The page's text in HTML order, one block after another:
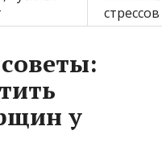
стрессов
у